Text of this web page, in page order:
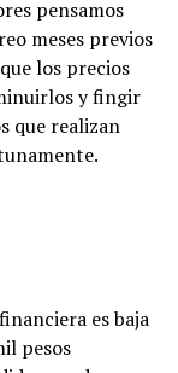
pensamos
meses previos
los precios
y fingir
que realizan
es baja
pesos